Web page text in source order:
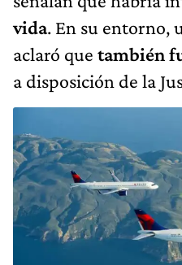
vida. En su entorno,
aclaró que también
a disposición de la